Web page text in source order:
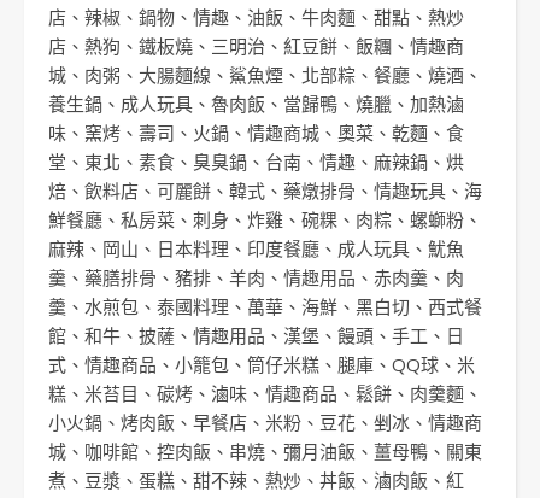
店 、 辣椒 、 鍋物 、 情趣 、 油飯 、 牛肉麵 、 甜點 、 熱炒
店 、 熱狗 、 鐵板燒 、 三明治 、 紅豆餅 、 飯糰 、 情趣商
城 、 肉粥 、 大腸麵線 、 鯊魚煙 、 北部粽 、 餐廳 、 燒酒 、
養生鍋 、 成人玩具 、 魯肉飯 、 當歸鴨 、 燒臘 、 加熱滷
味 、 窯烤 、 壽司 、 火鍋 、 情趣商城 、 奧菜 、 乾麵 、 食
堂 、 東北 、 素食 、 臭臭鍋 、 台南 、 情趣 、 麻辣鍋 、 烘
焙 、 飲料店 、 可麗餅 、 韓式 、 藥燉排骨 、 情趣玩具 、 海
鮮餐廳 、 私房菜 、 刺身 、 炸雞 、 碗粿 、 肉粽 、 螺螄粉 、
麻辣 、 岡山 、 日本料理 、 印度餐廳 、 成人玩具 、 魷魚
羹 、 藥膳排骨 、 豬排 、 羊肉 、 情趣用品 、 赤肉羹 、 肉
羹 、 水煎包 、 泰國料理 、 萬華 、 海鮮 、 黑白切 、 西式餐
館 、 和牛 、 披薩 、 情趣用品 、 漢堡 、 饅頭 、 手工 、 日
式 、 情趣商品 、 小籠包 、 筒仔米糕 、 腿庫 、 QQ球 、 米
糕 、 米苔目 、 碳烤 、 滷味 、 情趣商品 、 鬆餅 、 肉羹麵 、
小火鍋 、 烤肉飯 、 早餐店 、 米粉 、 豆花 、 剉冰 、 情趣商
城 、 咖啡館 、 控肉飯 、 串燒 、 彌月油飯 、 薑母鴨 、 關東
煮 、 豆漿 、 蛋糕 、 甜不辣 、 熱炒 、 丼飯 、 滷肉飯 、 紅